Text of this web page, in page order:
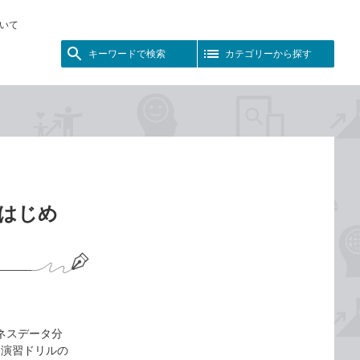
て
キーワードで検索 カテゴリーから探す
じめ
スデータ分
習ドリルの